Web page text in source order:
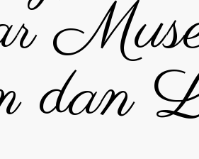
dan